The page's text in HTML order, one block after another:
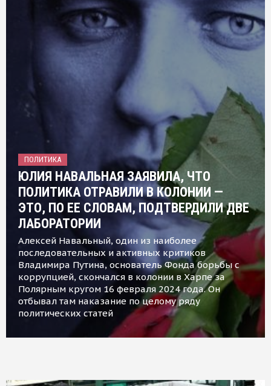
ПОЛИТИКА
ЮЛИЯ НАВАЛЬНАЯ ЗАЯВИЛА, ЧТО
ПОЛИТИКА ОТРАВИЛИ В КОЛОНИИ —
ЭТО, ПО ЕЕ СЛОВАМ, ПОДТВЕРДИЛИ ДВЕ
ЛАБОРАТОРИИ
Алексей Навальный, один из наиболее
последовательных и активных критиков
Владимира Путина, основатель Фонда борьбы с
коррупцией, скончался в колонии в Харпе за
Полярным кругом 16 февраля 2024 года. Он
отбывал там наказание по целому ряду
политических статей